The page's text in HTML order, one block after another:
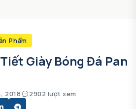
Phẩm
Giày Bóng Đá Pan
2018 2902 lượt xem